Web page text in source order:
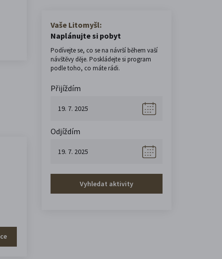
Vaše Litomyšl:
Naplánujte si pobyt
Podívejte se, co se na návrší během vaší
návštěvy děje. Poskládejte si program
podle toho, co máte rádi.
Přijíždím
Odjíždím
Vyhledat aktivity